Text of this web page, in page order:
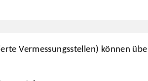
Vermessungsstellen) können